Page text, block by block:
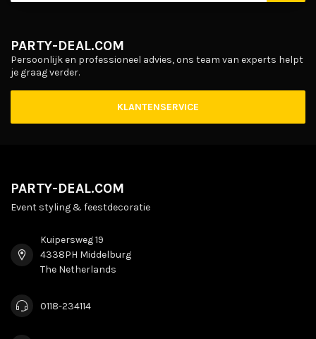
PARTY-DEAL.COM
Persoonlijk en professioneel advies, ons team van experts helpt
je graag verder.
KLANTENSERVICE
PARTY-DEAL.COM
Event styling & feestdecoratie
Kuipersweg 19
4338PH Middelburg
The Netherlands
0118-234114